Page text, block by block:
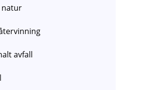
natur
avfall